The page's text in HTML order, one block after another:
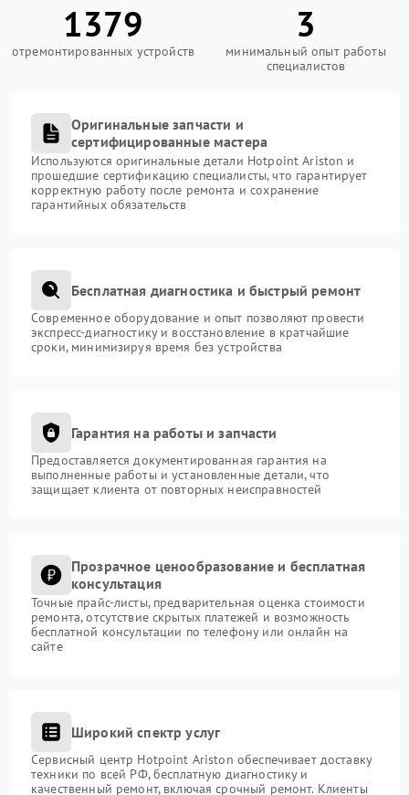
1379
отремонтированных устройств
3
минимальный опыт работы
специалистов
Оригинальные запчасти и
сертифицированные мастера
Используются оригинальные детали Hotpoint Ariston и
прошедшие сертификацию специалисты, что гарантирует
корректную работу после ремонта и сохранение
гарантийных обязательств
Бесплатная диагностика и быстрый ремонт
Современное оборудование и опыт позволяют провести
экспресс-диагностику и восстановление в кратчайшие
сроки, минимизируя время без устройства
Гарантия на работы и запчасти
Предоставляется документированная гарантия на
выполненные работы и установленные детали, что
защищает клиента от повторных неисправностей
Прозрачное ценообразование и бесплатная
консультация
Точные прайс-листы, предварительная оценка стоимости
ремонта, отсутствие скрытых платежей и возможность
бесплатной консультации по телефону или онлайн на
сайте
Широкий спектр услуг
Сервисный центр Hotpoint Ariston обеспечивает доставку
техники по всей РФ, бесплатную диагностику и
качественный ремонт, включая срочный ремонт. Клиенты